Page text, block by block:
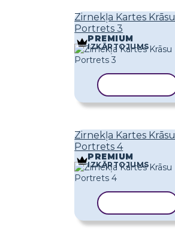
Zirnekļa Kartes Krāsu
Portrets 3
PREMIUM
IZKĀRTOJUMS
Zirnekļa Kartes Krāsu
Portrets 4
PREMIUM
IZKĀRTOJUMS